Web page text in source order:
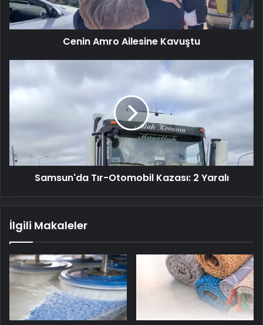
Cenin Amro Ailesine Kavuştu
Otomobil
Samsun'da Tır-Otomobil Kazası: 2 Yaralı
İlgili Makaleler